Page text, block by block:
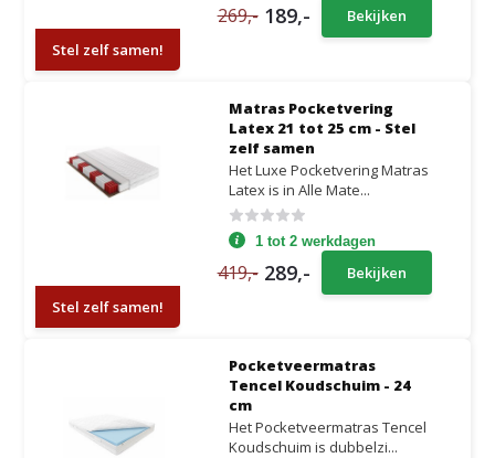
Stel zelf samen!
269,- 189,- Bekijken
Stel zelf samen!
Matras Pocketvering
Latex 21 tot 25 cm - Stel
zelf samen
Het Luxe Pocketvering Matras
Latex is in Alle Mate...
1 tot 2 werkdagen
419,- 289,- Bekijken
Pocketveermatras
Tencel Koudschuim - 24
cm
Het Pocketveermatras Tencel
Koudschuim is dubbelzi...